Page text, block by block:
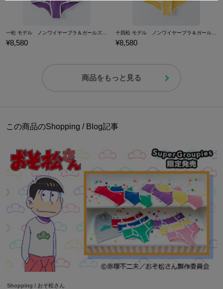
¥8,580
十四松 モデル ノンワイヤーブラ＆ガールズブリーフセット 下着 おそ松さん
¥8,580
商品をもっと見る
この商品のShopping / Blog記事
Shopping / おそ松さん